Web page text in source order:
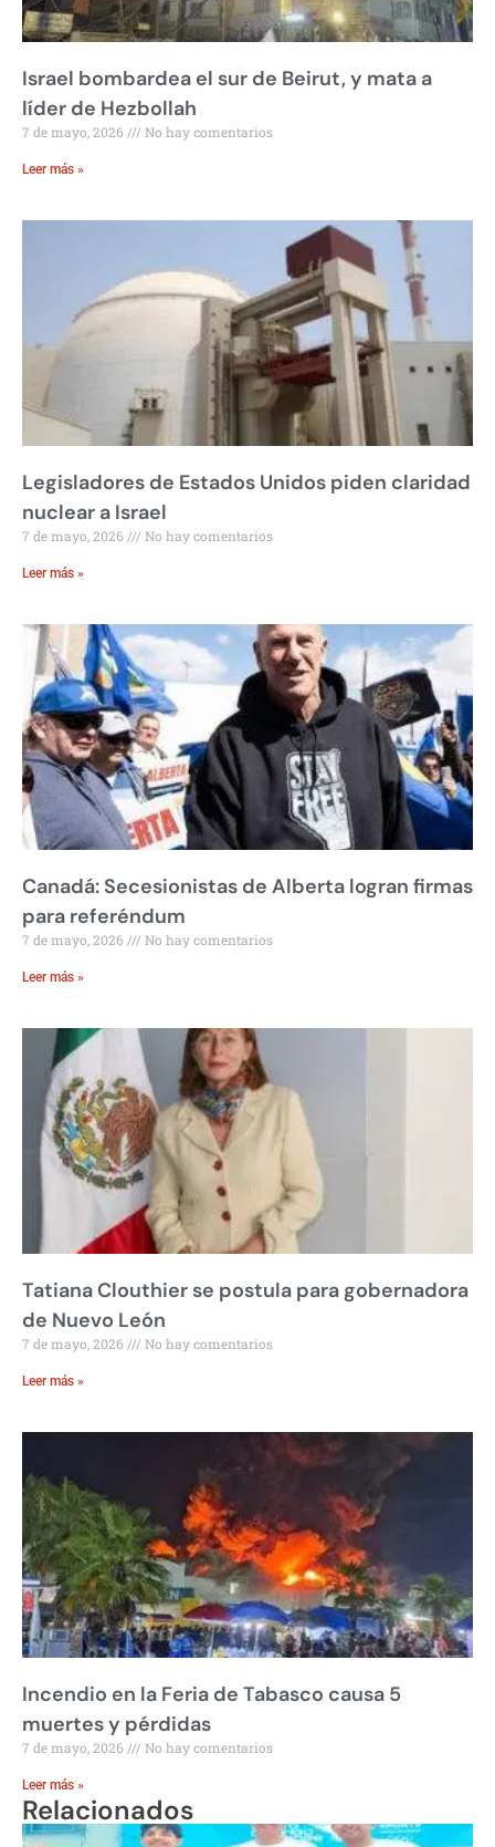
Israel bombardea el sur de Beirut, y mata a
líder de Hezbollah
7 de mayo, 2026 No hay comentarios
Leer más »
Legisladores de Estados Unidos piden claridad
nuclear a Israel
7 de mayo, 2026 No hay comentarios
Leer más »
Canadá: Secesionistas de Alberta logran firmas
para referéndum
7 de mayo, 2026 No hay comentarios
Leer más »
Tatiana Clouthier se postula para gobernadora
de Nuevo León
7 de mayo, 2026 No hay comentarios
Leer más »
Incendio en la Feria de Tabasco causa 5
muertes y pérdidas
7 de mayo, 2026 No hay comentarios
Leer más »
Relacionados